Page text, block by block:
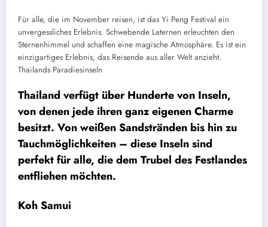
Für alle, die im November reisen, ist das Yi Peng Festival ein
unvergessliches Erlebnis. Schwebende Laternen erleuchten den
Sternenhimmel und schaffen eine magische Atmosphäre. Es ist ein
einzigartiges Erlebnis, das Reisende aus aller Welt anzieht.
Thailands Paradiesinseln
Thailand verfügt über Hunderte von Inseln,
von denen jede ihren ganz eigenen Charme
besitzt. Von weißen Sandstränden bis hin zu
Tauchmöglichkeiten – diese Inseln sind
perfekt für alle, die dem Trubel des Festlandes
entfliehen möchten.
Koh Samui